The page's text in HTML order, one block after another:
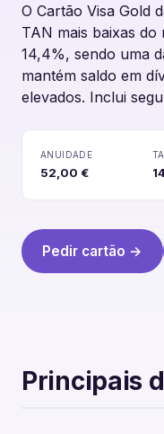
Cartão Visa Gold
O Cartão Visa Gold
TAN mais baixas do
14,4%, sendo uma
mantém saldo em
elevados. Inclui
ANUIDADE
52,00 €
Pedir cartão →
Principais